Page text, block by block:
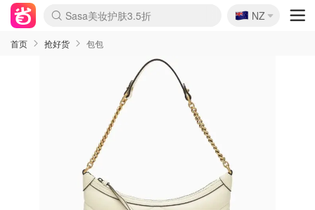
lululemon折扣上新
Sasa美妆护肤3.5折
SSENSE年中3折
FreshBeauty好价汇总
Cettire降价+叠9折
WWS Coles超市实拍
viagogo二手票捡漏
Myer超级周末1折
The Outnet奢牌1折起
David Jones 3折起
Flannels大牌1折
Perfumes Club护肤1折
AMIRO返校季6.2折
Amazon折扣汇总
eToro入金$200送$50
Amazon数码好物
ICONIC本周7.5折
ThedoubleF高奢地板价
Moose Knuckles 6折
丝芙兰5折起
EUFY官网3.7折起
Selenichast首饰2折
Trip机票酒店促销
YSL送5件彩妆礼
Amazon家居好物
Amazon美妆护肤
雅漾大喷$8
过敏原检测盒$33
伊索独家赠50ml沐浴露
科颜氏清仓3折
SEALIFE海洋馆门票6折
丝塔芙大白罐$16
订阅Newsletter送香薰
Cult Beauty 6.8折
Harrods圣诞日历2.3折
LN-CC奢牌私促3折
d'Alba空姐喷雾$16
EVE LOM套装逆天2折
Bernardelli独家4折
Adore Beauty 6折起
CT圣诞日历
Mytheresa奢品2.7折
Luxury Escapes 9折
Currentbody美容仪9折
MOON Garden Live
Roborock扫地机3.7折
Tingo Life水杯$24
Valentino官网5折
CR洗发护发6.3折
修丽可套装7.4折
Myer彩妆2件7折
GANNI官网4.5折
Stylevana韩妆4折
Tessabit高奢8.5折
OGX洗护4折
Amazon阿德莱德次日达
卡诗8.5折+赠礼
Philips Hue灯具8折
🇳🇿
NZ
首页 抢好货 包包